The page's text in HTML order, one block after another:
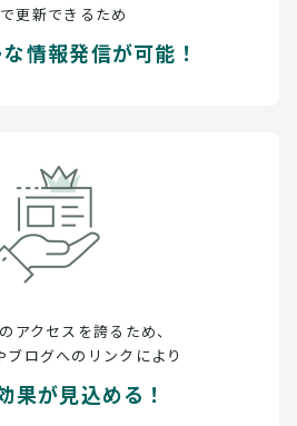
更新できるため
情報発信が可能！
アクセスを誇るため、
ブログへのリンクにより
果が見込める！